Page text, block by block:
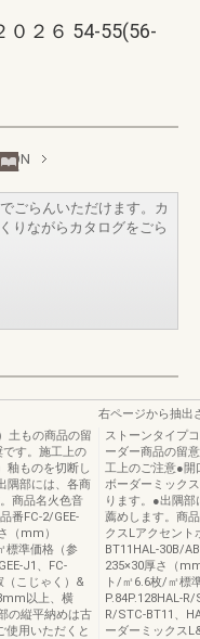
０２６ 54-55(56-
ごらんいただけます。カ
りながらカタログをごら
土もの商品の留
す。施工上の
釉ものを切断し
隅部には、各商
商品名火色音
番FC‐2/GEE‐
（mm）
標準価格（参
、FC‐
（こじゃく）&
以上、横
の縦平納めは古
使用いただくと
右ページから抽出
ストーンタイプ
ーダー商品の留
工上のご注意●開
ボーダーミック
ります。●出隅
薦めします。商
クスLアクセント
BT11HAL‐30B/
235×30厚さ（
ト/㎡6.6枚/㎡標
R/STC‐BT11、
ーダーミックス